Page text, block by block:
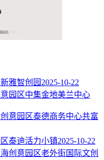
新雅智创园 2025-10-22
中集金地美兰中心
泰德商务中心共富
泰迪活力小镇2025-10-22
老外街国际文创